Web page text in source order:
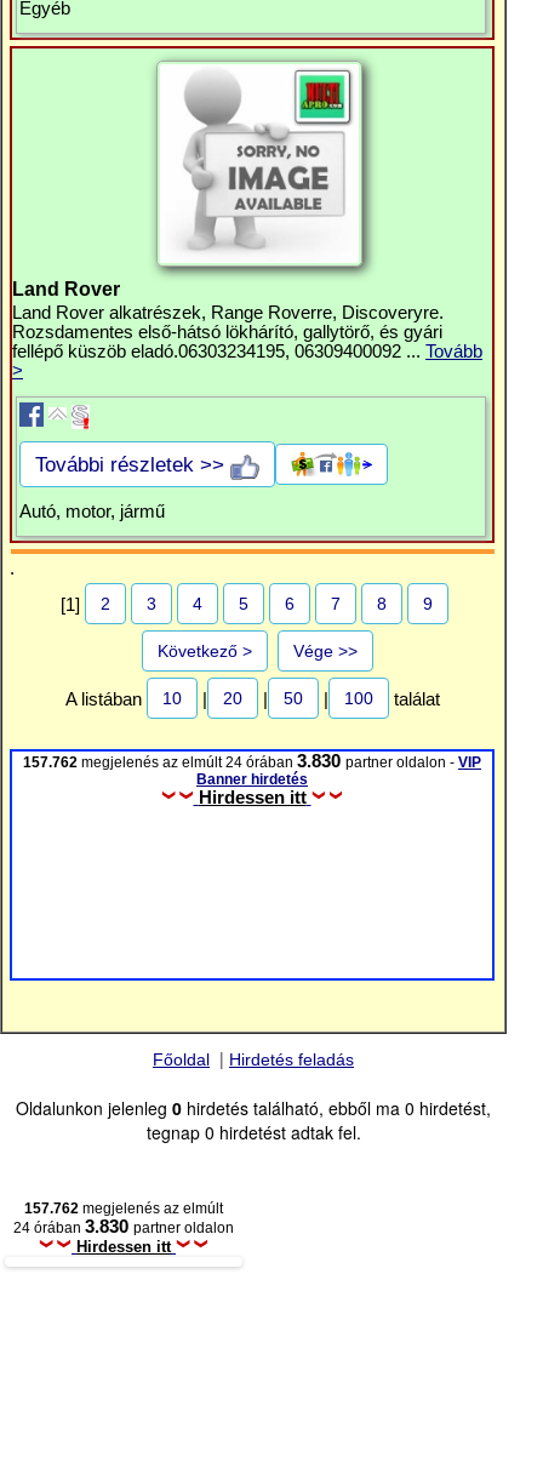
Egyéb
Land Rover
Land Rover alkatrészek, Range Roverre, Discoveryre.
Rozsdamentes első-hátsó lökhárító, gallytörő, és gyári
fellépő küszöb eladó.06303234195, 06309400092 ... Tovább
>
További részletek >>
Autó, motor, jármű
.
[1]
2 3 4 5 6 7 8 9
Következő > Vége >>
A listában 10 20 50 100 találat
157.762 megjelenés az elmúlt 24 órában 3.830 partner oldalon - VIP
Banner hirdetés
Hirdessen itt
Főoldal | Hirdetés feladás
Oldalunkon jelenleg 0 hirdetés található, ebből ma 0 hirdetést,
tegnap 0 hirdetést adtak fel.
157.762 megjelenés az elmúlt
24 órában 3.830 partner oldalon
Hirdessen itt